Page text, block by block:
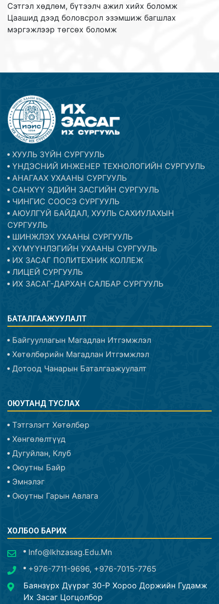
Сэтгэл хөдлөм, бүтээлч ажил хийх боломж
Цаашид дээд боловсрол эзэмшиж багшлах
мэргэжлээр төгсөх боломж
ХУУЛЬ ЗҮЙН СУРГУУЛЬ
ҮНДЭСНИЙ ИНЖЕНЕР ТЕХНОЛОГИЙН СУРГУУЛЬ
АНАГААХ УХААНЫ СУРГУУЛЬ
САНХҮҮ ЭДИЙН ЗАСГИЙН СУРГУУЛЬ
ЧИНГИС СООСЭ СУРГУУЛЬ
АЮУЛГҮЙ БАЙДАЛ, ХУУЛЬ САХИУЛАХЫН
СУРГУУЛЬ
ШИНЖЛЭХ УХААНЫ СУРГУУЛЬ
ХҮМҮҮНЛЭГИЙН УХААНЫ СУРГУУЛЬ
ИХ ЗАСАГ ПОЛИТЕХНИК КОЛЛЕЖ
ЛИЦЕЙ СУРГУУЛЬ
ИХ ЗАСАГ-ДАРХАН САЛБАР СУРГУУЛЬ
БАТАЛГААЖУУЛАЛТ
Байгууллагын Магадлан Итгэмжлэл
Хөтөлбөрийн Магадлан Итгэмжлэл
Дотоод Чанарын Баталгаажуулалт
ОЮУТАНД ТУСЛАХ
Тэтгэлэгт Хөтөлбөр
Хөнгөлөлтүүд
Дугуйлан, Клуб
Оюутны Байр
Эмнэлэг
Оюутны Гарын Авлага
ХОЛБОО БАРИХ
Info@ikhzasag.edu.mn
+976-7711-9696, +976-7015-7765
Баянзүрх Дүүрэг 30-Р Хороо Доржийн Гудамж
Их Засаг Цогцолбор